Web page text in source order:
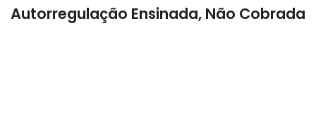
Autorregulação Ensinada, Não Cobrada